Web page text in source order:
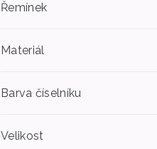
Řemínek
Materiál
Barva číselníku
Velikost